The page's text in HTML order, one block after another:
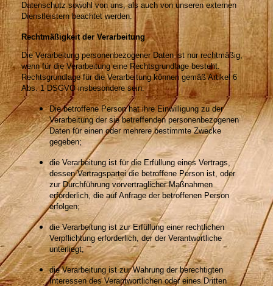
Datenschutz sowohl von uns, als auch von unseren externen
Dienstleistern beachtet werden.
Rechtmäßigkeit der Verarbeitung
Die Verarbeitung personenbezogener Daten ist nur rechtmäßig,
wenn für die Verarbeitung eine Rechtsgrundlage besteht.
Rechtsgrundlage für die Verarbeitung können gemäß Artikel 6
Abs. 1 DSGVO insbesondere sein:
Die betroffene Person hat ihre Einwilligung zu der
Verarbeitung der sie betreffenden personenbezogenen
Daten für einen oder mehrere bestimmte Zwecke
gegeben;
die Verarbeitung ist für die Erfüllung eines Vertrags,
dessen Vertragspartei die betroffene Person ist, oder
zur Durchführung vorvertraglicher Maßnahmen
erforderlich, die auf Anfrage der betroffenen Person
erfolgen;
die Verarbeitung ist zur Erfüllung einer rechtlichen
Verpflichtung erforderlich, der der Verantwortliche
unterliegt;
die Verarbeitung ist zur Wahrung der berechtigten
Interessen des Verantwortlichen oder eines Dritten